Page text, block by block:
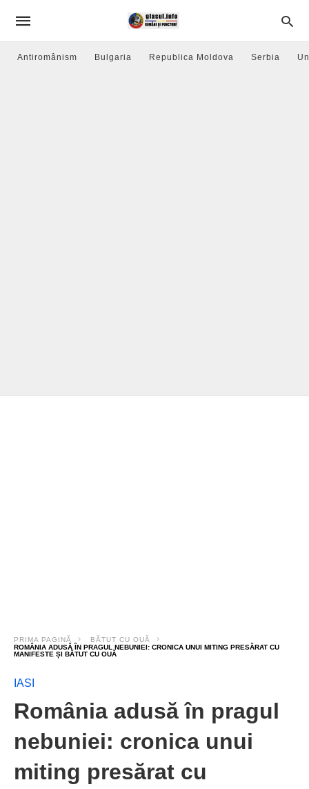
Antiromânism Bulgaria Republica Moldova Serbia
PRIMA PAGINĂ
BĂTUT CU OUĂ
ROMÂNIA ADUSĂ ÎN PRAGUL NEBUNIEI: CRONICA UNUI MITING PRESĂRAT CU
MANIFESTE ȘI BĂTUT CU OUĂ
IASI
România adusă în pragul
nebuniei: cronica unui
miting presărat cu